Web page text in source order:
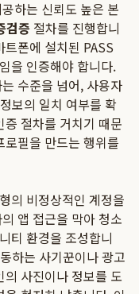
하는 신뢰도 높은 본
검증 절차를 진행합니
폰에 설치된 PASS
을 인증해야 합니다.
수준을 넘어, 사용자
보의 일치 여부를 확
절차를 거치기 때문
필을 만드는 행위를
의 비정상적인 계정을
앱 접근을 막아 청소
티 환경을 조성합니
하는 사기꾼이나 광고
사진이나 정보를 도